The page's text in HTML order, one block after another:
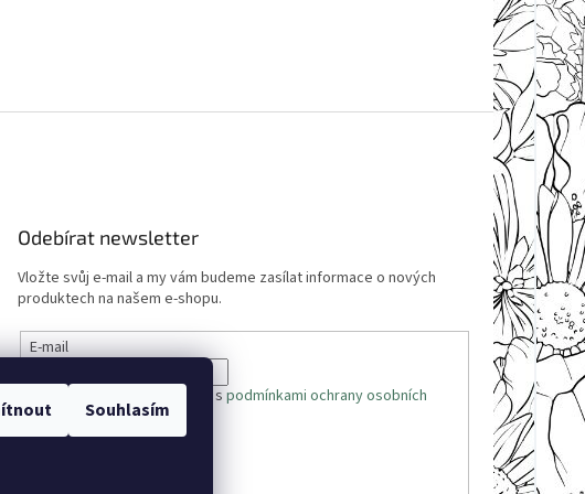
Souhlasím
Odebírat newsletter
Vložte svůj e-mail a my vám budeme zasílat informace o nových
produktech na našem e-shopu.
E-mail
Vložením e-mailu souhlasíte spodmínkami ochrany osobních
údajů